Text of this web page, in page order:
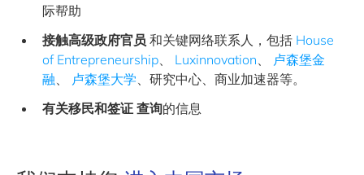
际帮助
接触高级政府官员 和关键网络联系人，包括 House
of Entrepreneurship、 Luxinnovation、 卢森堡金
融、 卢森堡大学、研究中心、商业加速器等。
有关移民和签证 查询的信息